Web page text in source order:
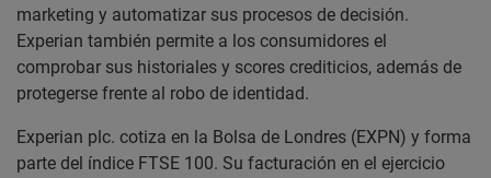
marketing y automatizar sus procesos de decisión.
Experian también permite a los consumidores el
comprobar sus historiales y scores crediticios, además de
protegerse frente al robo de identidad.
Experian plc. cotiza en la Bolsa de Londres (EXPN) y forma
parte del índice FTSE 100. Su facturación en el ejercicio